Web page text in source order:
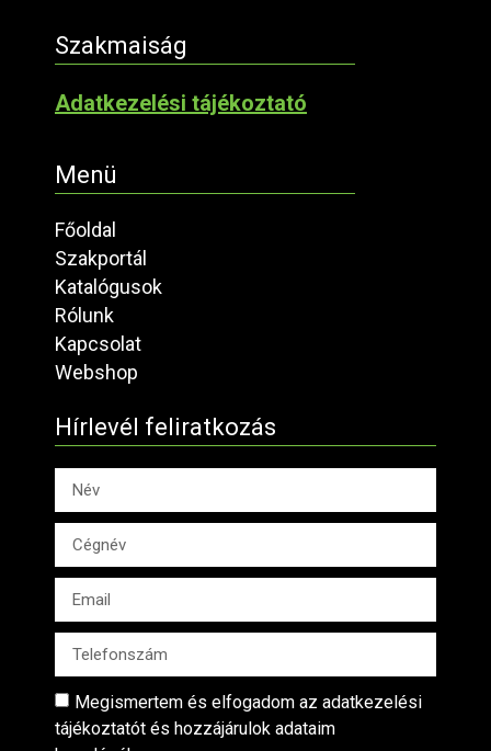
Szakmaiság
Adatkezelési tájékoztató
Menü
Főoldal
Szakportál
Katalógusok
Rólunk
Kapcsolat
Webshop
Hírlevél feliratkozás
Megismertem és elfogadom az adatkezelési
tájékoztatót és hozzájárulok adataim